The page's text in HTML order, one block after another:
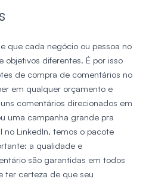
que cada negócio ou pessoa no
objetivos diferentes. É por isso
de compra de comentários no
em qualquer orçamento e
comentários direcionados em
uma campanha grande pra
LinkedIn, temos o pacote
a qualidade e
são garantidas em todos
ter certeza de que seu